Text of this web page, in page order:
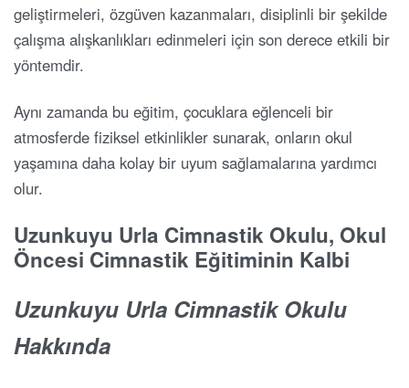
geliştirmeleri, özgüven kazanmaları, disiplinli bir şekilde
çalışma alışkanlıkları edinmeleri için son derece etkili bir
yöntemdir.
Aynı zamanda bu eğitim, çocuklara eğlenceli bir
atmosferde fiziksel etkinlikler sunarak, onların okul
yaşamına daha kolay bir uyum sağlamalarına yardımcı
olur.
Uzunkuyu Urla Cimnastik Okulu, Okul
Öncesi Cimnastik Eğitiminin Kalbi
Uzunkuyu Urla Cimnastik Okulu
Hakkında